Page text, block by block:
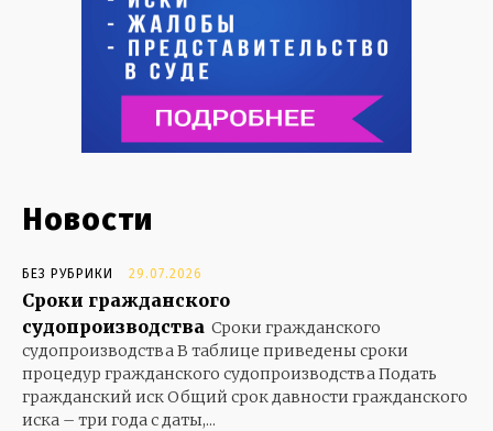
Новости
БЕЗ РУБРИКИ 29.07.2026
Сроки гражданского
судопроизводства Сроки гражданского
судопроизводства В таблице приведены сроки
процедур гражданского судопроизводства Подать
гражданский иск Общий срок давности гражданского
иска – три года с даты,...